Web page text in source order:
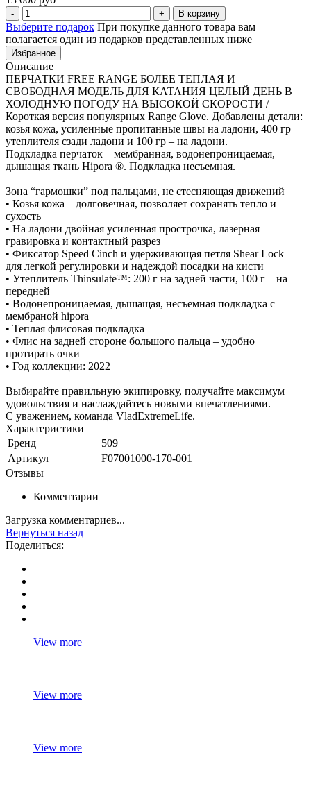
В корзину
Выберите подарок При покупке данного товара вам
полагается один из подарков представленных ниже
Избранное
Описание
ПЕРЧАТКИ FREE RANGE БОЛЕЕ ТЕПЛАЯ И
СВОБОДНАЯ МОДЕЛЬ ДЛЯ КАТАНИЯ ЦЕЛЫЙ ДЕНЬ В
ХОЛОДНУЮ ПОГОДУ НА ВЫСОКОЙ СКОРОСТИ /
Короткая версия популярных Range Glove. Добавлены детали:
козья кожа, усиленные пропитанные швы на ладони, 400 гр
утеплителя сзади ладони и 100 гр – на ладони.
Подкладка перчаток – мембранная, водонепроницаемая,
дышащая ткань Hipora ®. Подкладка несъемная.
Зона “гармошки” под пальцами, не стесняющая движений
• Козья кожа – долговечная, позволяет сохранять тепло и
сухость
• На ладони двойная усиленная прострочка, лазерная
гравировка и контактный разрез
• Фиксатор Speed Cinch и удерживающая петля Shear Lock –
для легкой регулировки и надеждой посадки на кисти
• Утеплитель Thinsulate™: 200 г на задней части, 100 г – на
передней
• Водонепроницаемая, дышащая, несъемная подкладка с
мембраной hipora
• Теплая флисовая подкладка
• Флис на задней стороне большого пальца – удобно
протирать очки
• Год коллекции: 2022
Выбирайте правильную экипировку, получайте максимум
удовольствия и наслаждайтесь новыми впечатлениями.
С уважением, команда VladExtremeLife.
Характеристики
Бренд
509
Артикул
F07001000-170-001
Отзывы
Комментарии
Загрузка комментариев...
Вернуться назад
Поделиться:
View more
View more
View more